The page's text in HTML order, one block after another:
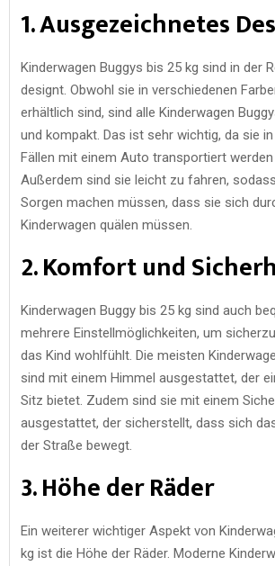
1. Ausgezeichnetes
Kinderwagen Buggys bis 25 kg sind in der
designt. Obwohl sie in verschiedenen
erhältlich sind, sind alle Kinderwagen
und kompakt. Das ist sehr wichtig, da sie
Fällen mit einem Auto transportiert werden
Außerdem sind sie leicht zu fahren,
Sorgen machen müssen, dass sie sich
Kinderwagen quälen müssen.
2. Komfort und
Kinderwagen Buggy bis 25 kg sind auch
mehrere Einstellmöglichkeiten, um
das Kind wohlfühlt. Die meisten
sind mit einem Himmel ausgestattet, der
Sitz bietet. Zudem sind sie mit einem
ausgestattet, der sicherstellt, dass sich
der Straße bewegt.
3. Höhe der Räder
Ein weiterer wichtiger Aspekt von
kg ist die Höhe der Räder. Moderne